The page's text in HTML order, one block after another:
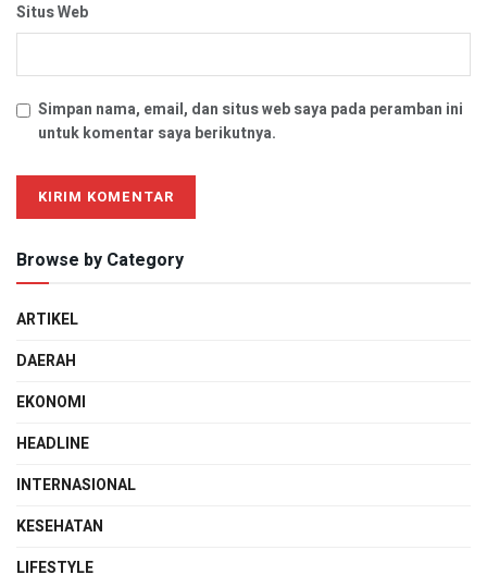
Situs Web
Simpan nama, email, dan situs web saya pada peramban ini
untuk komentar saya berikutnya.
Browse by Category
ARTIKEL
DAERAH
EKONOMI
HEADLINE
INTERNASIONAL
KESEHATAN
LIFESTYLE